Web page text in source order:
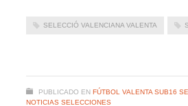
SELECCIÓ VALENCIANA VALENTA
PUBLICADO EN FÚTBOL VALENTA SUB16
NOTICIAS SELECCIONES